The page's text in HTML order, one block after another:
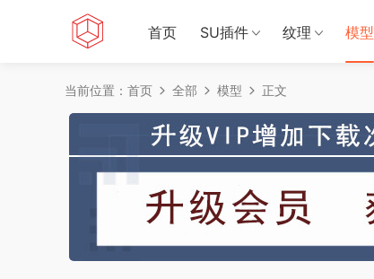
首页 SU插件 纹理 模型
当前位置： 首页 全部 模型 正文